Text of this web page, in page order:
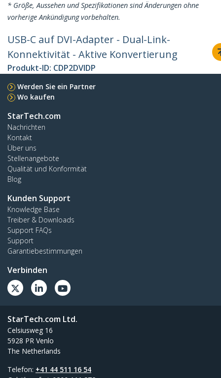
* Größe, Aussehen und Spezifikationen sind Änderungen ohne
vorherige Ankündigung vorbehalten.
USB-C auf DVI-Adapter - Dual-Link-
Konnektivität - Aktive Konvertierung
Produkt-ID: CDP2DVIDP
Werden Sie ein Partner
Wo kaufen
StarTech.com
Nachrichten
Kontakt
Über uns
Stellenangebote
Qualität und Konformität
Blog
Kunden Support
Knowledge Base
Treiber & Downloads
Support FAQs
Support
Garantiebestimmungen
Verbinden
StarTech.com Ltd.
Celsiusweg 16
5928 PR Venlo
The Netherlands
Telefon: +41 44 511 16 54